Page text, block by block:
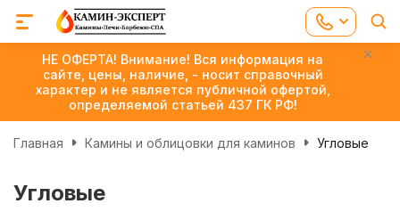
НЕ ОФЕРТА! Внимание! Вся информация на
сайте, цены, наличие, - носит справочный
характер и не является публичной офертой,
определяемой статьей 437 ГК РФ!
Главная Камины и облицовки для каминов Угловые
Угловые